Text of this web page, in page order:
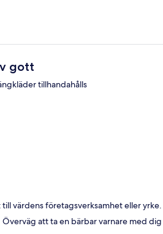
gott
tillhandahålls
värdens företagsverksamhet eller yrke.
att ta en bärbar varnare med